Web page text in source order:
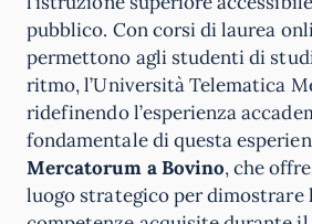
pubblico. Con corsi di laurea
permettono agli studenti di
ritmo, l’Università Telematica
ridefinendo l’esperienza
fondamentale di questa
Mercatorum a Bovino, che
luogo strategico per dimostrare